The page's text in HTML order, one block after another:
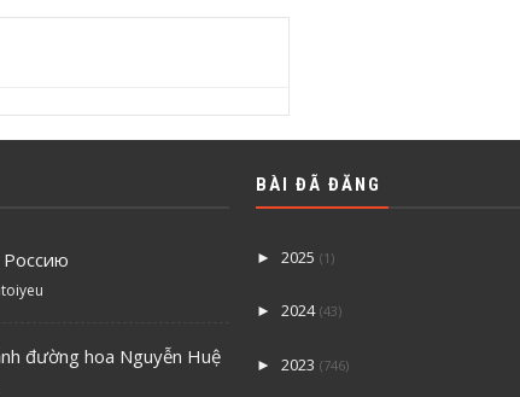
đường hoa Nguyễn Huệ
BÀI ĐÃ ĐĂNG
► 2025 (1)
► 2024 (43)
► 2023 (746)